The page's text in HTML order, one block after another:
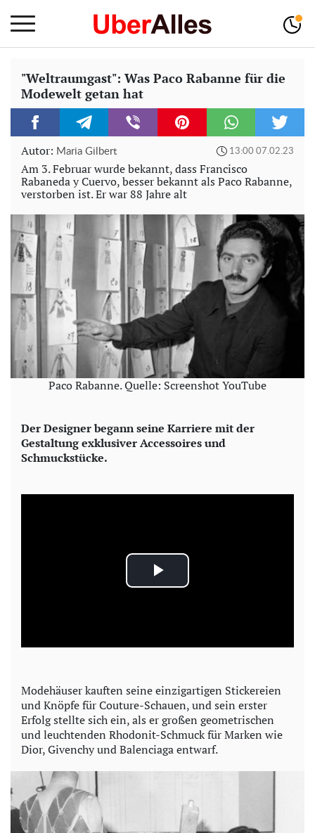
"Weltraumgast": Was Paco Rabanne für die
Modewelt getan hat
Autor: Maria Gilbert 13:00 07.02.23
Am 3. Februar wurde bekannt, dass Francisco
Rabaneda y Cuervo, besser bekannt als Paco Rabanne,
verstorben ist. Er war 88 Jahre alt
Paco Rabanne. Quelle: Screenshot YouTube
Der Designer begann seine Karriere mit der
Gestaltung exklusiver Accessoires und
Schmuckstücke.
P
a
y
V
i
d
Modehäuser kauften seine einzigartigen Stickereien
und Knöpfe für Couture-Schauen, und sein erster
Erfolg stellte sich ein, als er großen geometrischen
und leuchtenden Rhodonit-Schmuck für Marken wie
Dior, Givenchy und Balenciaga entwarf.